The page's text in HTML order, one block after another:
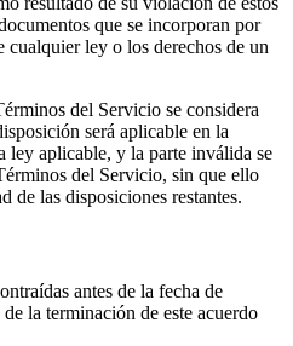
que se incorporan por
ley o los derechos de un
del Servicio se considera
será aplicable en la
ley aplicable, y la parte inválida se
del Servicio, sin que ello
de las disposiciones restantes.
antes de la fecha de
la terminación de este acuerdo